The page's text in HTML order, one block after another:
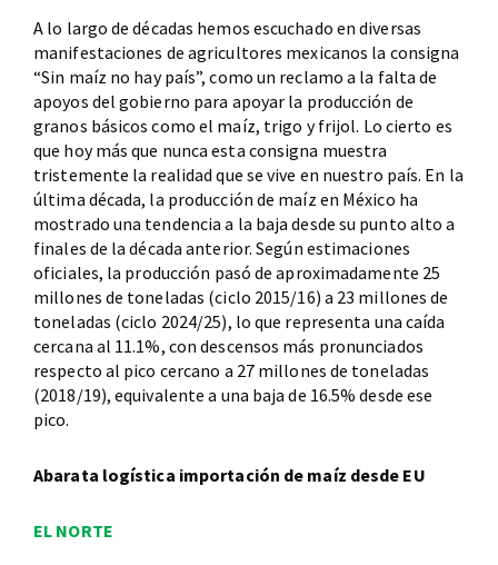
A lo largo de décadas hemos escuchado en diversas
manifestaciones de agricultores mexicanos la consigna
“Sin maíz no hay país”, como un reclamo a la falta de
apoyos del gobierno para apoyar la producción de
granos básicos como el maíz, trigo y frijol. Lo cierto es
que hoy más que nunca esta consigna muestra
tristemente la realidad que se vive en nuestro país. En la
última década, la producción de maíz en México ha
mostrado una tendencia a la baja desde su punto alto a
finales de la década anterior. Según estimaciones
oficiales, la producción pasó de aproximadamente 25
millones de toneladas (ciclo 2015/16) a 23 millones de
toneladas (ciclo 2024/25), lo que representa una caída
cercana al 11.1%, con descensos más pronunciados
respecto al pico cercano a 27 millones de toneladas
(2018/19), equivalente a una baja de 16.5% desde ese
pico.
Abarata logística importación de maíz desde EU
EL NORTE